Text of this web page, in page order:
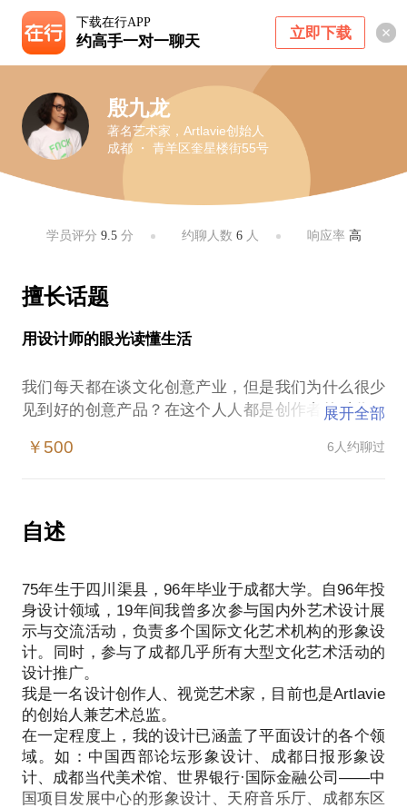
下载在行APP
约高手一对一聊天 立即下载
殷九龙
著名艺术家，Artlavie创始人
成都 ・ 青羊区奎星楼街55号
学员评分 9.5分 约聊人数 6人 响应率 高
擅长话题
用设计师的眼光读懂生活
我们每天都在谈文化创意产业，但是我们为什么很少
见到好的创意产品？在这个人人都是创作者的时代，
及设计热爱的人往往容易陷入各种各样的困惑：
设计真的能改变我们的生活吗？
艺术品到底是否能够走进千家万户？
质？
除了和你分享有关平面设计的相关知识，作为一个设
计师，更重要的是关注设计之外的东西，设计并不能
仅仅聚焦设计本身，灵感往往来自于设计之外的点滴
感悟。我愿意与你分享的内容包括：
如何把艺术行为及作品通过合适的设计路径进入到日
常生活，让生活变得更加有趣？
创意产品的延展和品牌体系如何建立？
如何把自己的创意有效地表达出来？
如何正确地发掘自己的艺术和设计天赋？
展开全部
￥500 6人约聊过
自述
75年生于四川渠县，96年毕业于成都大学。自96年投
身设计领域，19年间我曾多次参与国内外艺术设计展
示与交流活动，负责多个国际文化艺术机构的形象设
计。同时，参与了成都几乎所有大型文化艺术活动的
设计推广。
我是一名设计创作人、视觉艺术家，目前也是Artlavie
的创始人兼艺术总监。
在一定程度上，我的设计已涵盖了平面设计的各个领
域。如：中国西部论坛形象设计、成都日报形象设
计、成都当代美术馆、世界银行·国际金融公司——中
国项目发展中心的形象设计、天府音乐厅、成都东区